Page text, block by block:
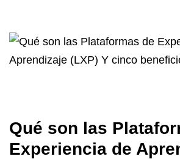
Qué son las
Experiencia de